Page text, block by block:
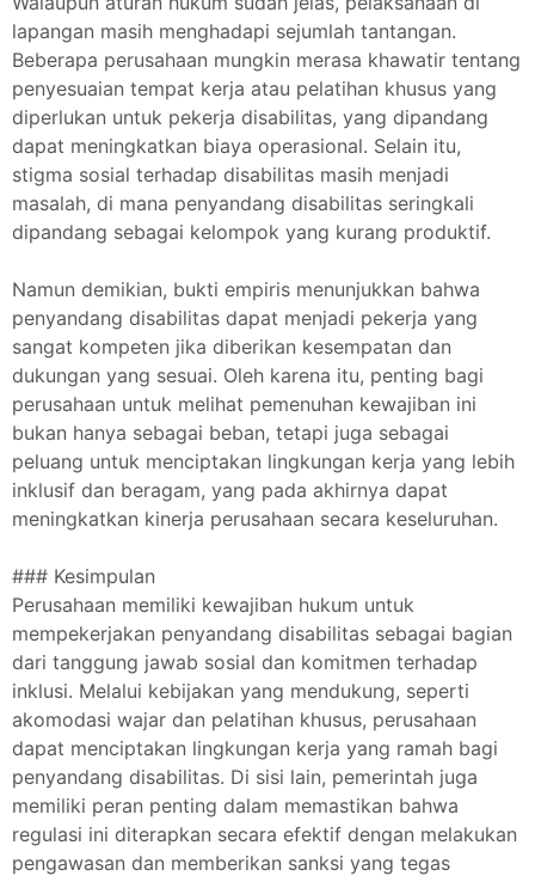
lapangan masih menghadapi sejumlah tantangan.
Beberapa perusahaan mungkin merasa khawatir tentang
penyesuaian tempat kerja atau pelatihan khusus yang
diperlukan untuk pekerja disabilitas, yang dipandang
dapat meningkatkan biaya operasional. Selain itu,
stigma sosial terhadap disabilitas masih menjadi
masalah, di mana penyandang disabilitas seringkali
dipandang sebagai kelompok yang kurang produktif.
Namun demikian, bukti empiris menunjukkan bahwa
penyandang disabilitas dapat menjadi pekerja yang
sangat kompeten jika diberikan kesempatan dan
dukungan yang sesuai. Oleh karena itu, penting bagi
perusahaan untuk melihat pemenuhan kewajiban ini
bukan hanya sebagai beban, tetapi juga sebagai
peluang untuk menciptakan lingkungan kerja yang lebih
inklusif dan beragam, yang pada akhirnya dapat
meningkatkan kinerja perusahaan secara keseluruhan.
### Kesimpulan
Perusahaan memiliki kewajiban hukum untuk
mempekerjakan penyandang disabilitas sebagai bagian
dari tanggung jawab sosial dan komitmen terhadap
inklusi. Melalui kebijakan yang mendukung, seperti
akomodasi wajar dan pelatihan khusus, perusahaan
dapat menciptakan lingkungan kerja yang ramah bagi
penyandang disabilitas. Di sisi lain, pemerintah juga
memiliki peran penting dalam memastikan bahwa
regulasi ini diterapkan secara efektif dengan melakukan
pengawasan dan memberikan sanksi yang tegas